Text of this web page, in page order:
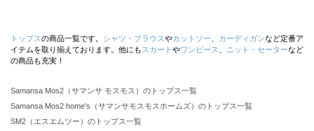
トップスの商品一覧です。 シャツ・ブラウスやカットソー カーディガンなど定番ア
イテムを取り揃えております。他にも スカート やワンピース ニット・セーターなど
の商品も充実！
Samansa Mos2（サマンサ モスモス）のトップス一覧
Samansa Mos2 home's（サマンサモスモスホームズ）のトップス一覧
SM2（エスエムツー）のトップス一覧